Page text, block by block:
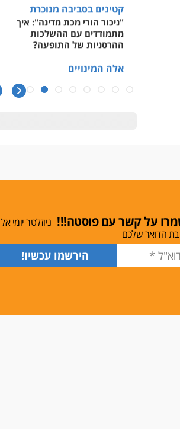
קטינים בסביבה מנוכרת
"ניכור הורי מכת מדינה": איך
מתמודדים עם ההשלכות
ההרסניות של התופעה?
אלה המינויים
26 שופטים ורשמים נוספים
האופנוע חזר הביתה
עו"ד גיל פרידמן והרפתקאות
אופנוע השטח שלו
לחמאס
על קשר עם פוסטה!!! ניוזלטר יומי אל
הדואר שלכם